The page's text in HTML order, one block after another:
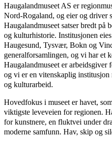
Haugalandmuseet AS er
Nord-Rogaland, og eier og driver
Haugalandmuseet satser bredt
og kulturhistorie. Institusjonen
Haugesund, Tysvær, Bokn og
generalforsamlingen, og vi har et
Haugalandmuseet er arbeidsgiver
og vi er en vitenskaplig
og kulturarbeid.
Hovedfokus i museet er havet,
viktigste leveveien for regionen.
for kunstnere, en fluktvei under
moderne samfunn. Hav, skip og